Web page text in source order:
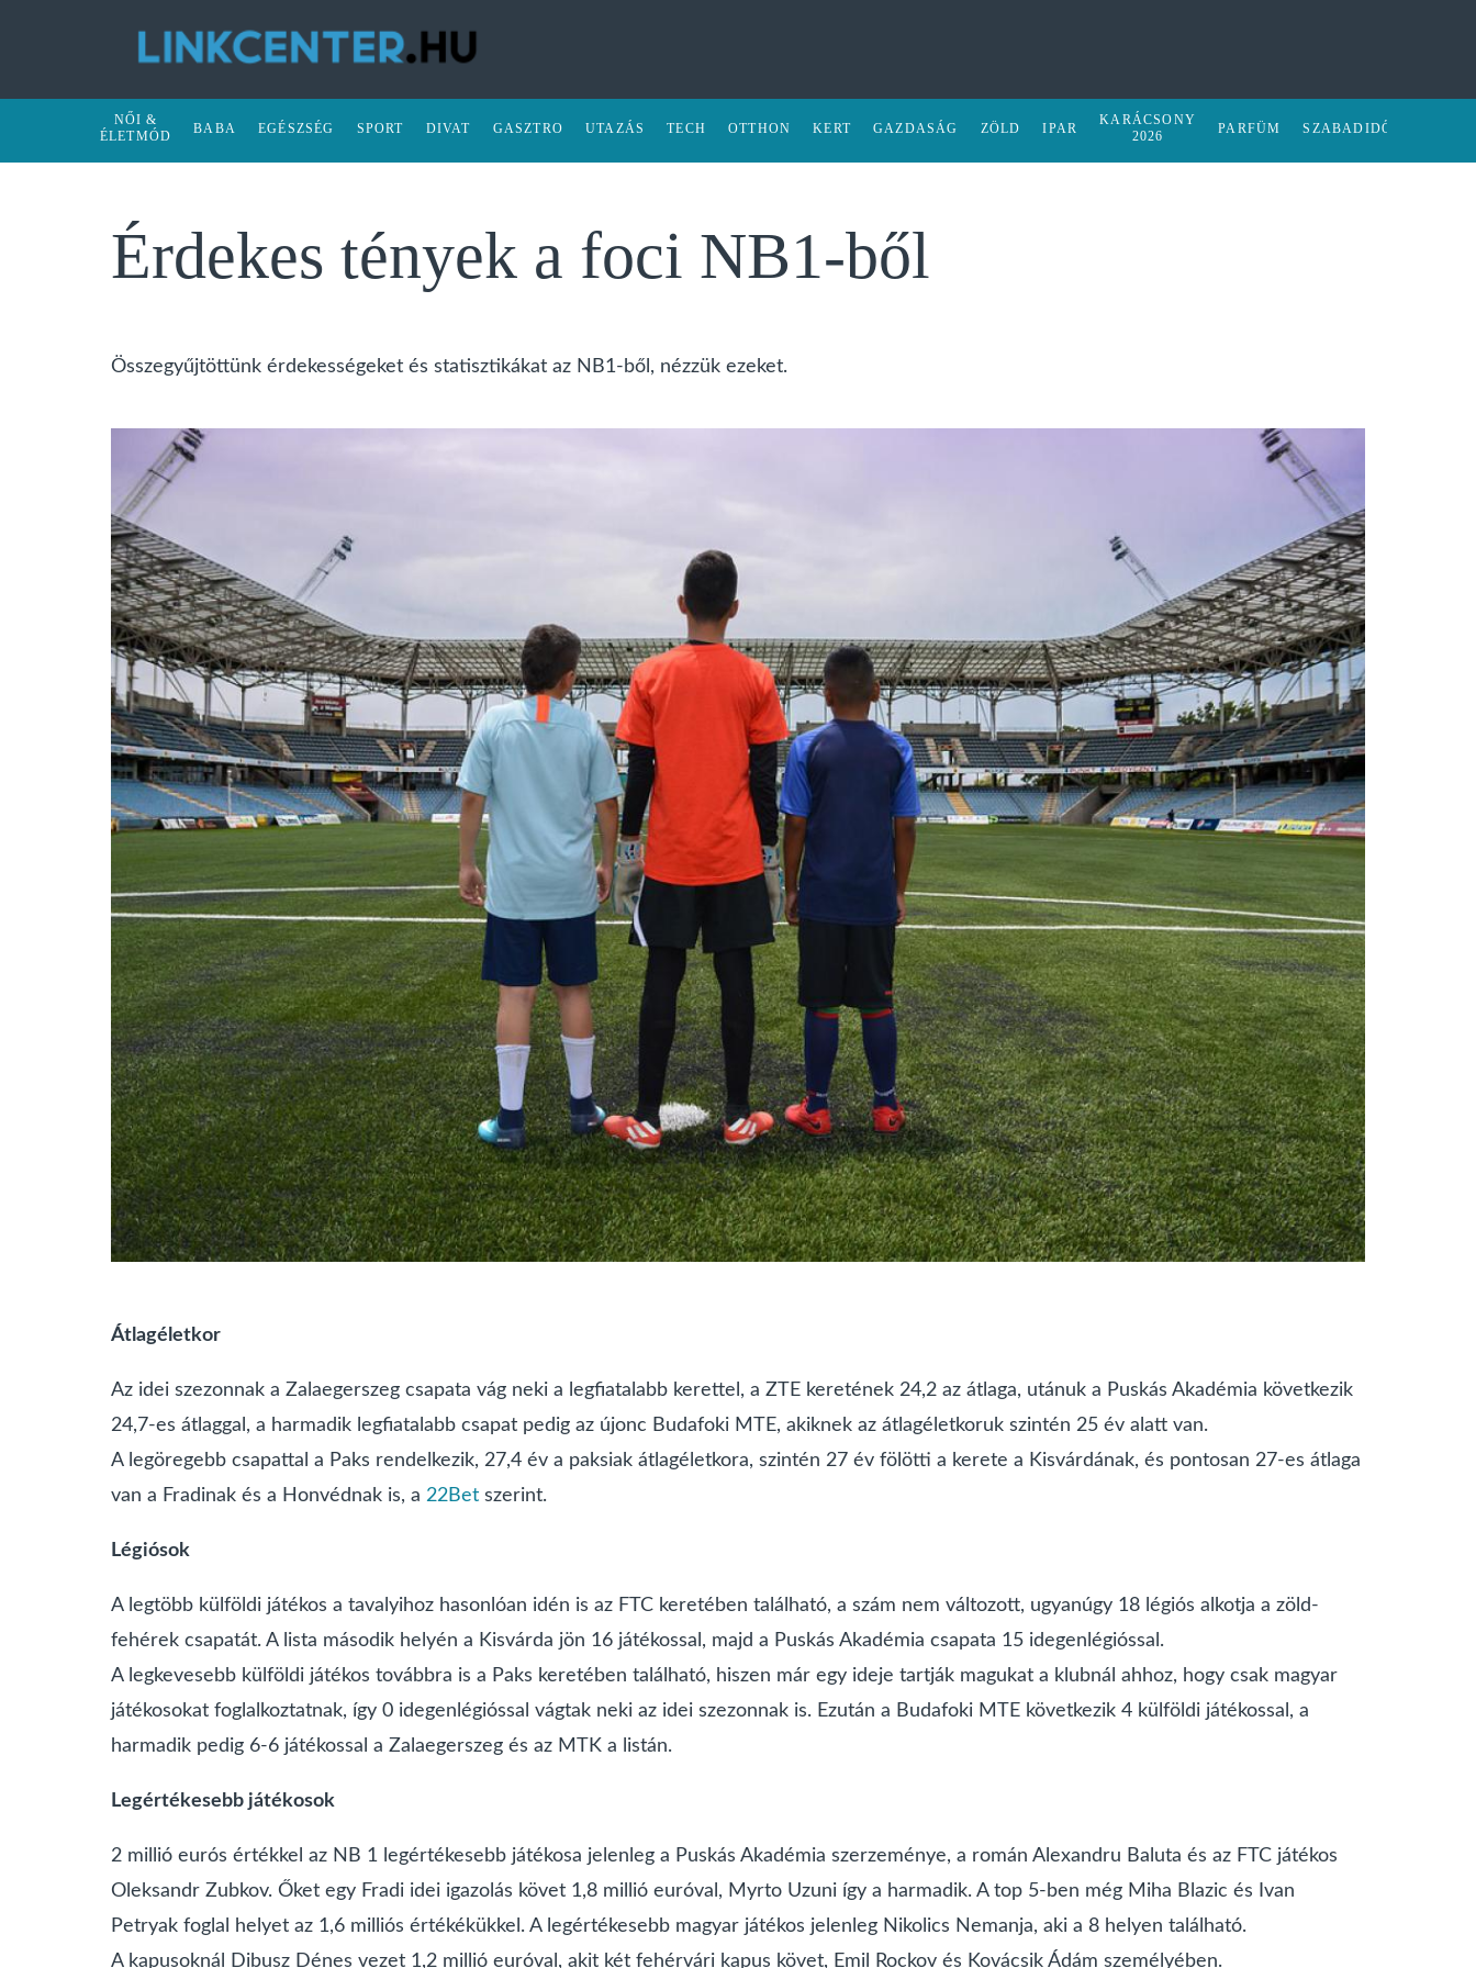
NŐI &
ÉLETMÓD
BABA EGÉSZSÉG SPORT DIVAT GASZTRO UTAZÁS TECH OTTHON KERT GAZDASÁG ZÖLD IPAR
KARÁCSONY
2026
PARFÜM SZABADIDŐ
Érdekes tények a foci NB1-ből
Összegyűjtöttünk érdekességeket és statisztikákat az NB1-ből, nézzük ezeket.
Átlagéletkor
Az idei szezonnak a Zalaegerszeg csapata vág neki a legfiatalabb kerettel, a ZTE keretének 24,2 az átlaga, utánuk a Puskás Akadémia következik
24,7-es átlaggal, a harmadik legfiatalabb csapat pedig az újonc Budafoki MTE, akiknek az átlagéletkoruk szintén 25 év alatt van.
A legöregebb csapattal a Paks rendelkezik, 27,4 év a paksiak átlagéletkora, szintén 27 év fölötti a kerete a Kisvárdának, és pontosan 27-es átlaga
van a Fradinak és a Honvédnak is, a 22Betszerint.
Légiósok
A legtöbb külföldi játékos a tavalyihoz hasonlóan idén is az FTC keretében található, a szám nem változott, ugyanúgy 18 légiós alkotja a zöld-
fehérek csapatát. A lista második helyén a Kisvárda jön 16 játékossal, majd a Puskás Akadémia csapata 15 idegenlégióssal.
A legkevesebb külföldi játékos továbbra is a Paks keretében található, hiszen már egy ideje tartják magukat a klubnál ahhoz, hogy csak magyar
játékosokat foglalkoztatnak, így 0 idegenlégióssal vágtak neki az idei szezonnak is. Ezután a Budafoki MTE következik 4 külföldi játékossal, a
harmadik pedig 6-6 játékossal a Zalaegerszeg és az MTK a listán.
Legértékesebb játékosok
2 millió eurós értékkel az NB 1 legértékesebb játékosa jelenleg a Puskás Akadémia szerzeménye, a román Alexandru Baluta és az FTC játékos
Oleksandr Zubkov. Őket egy Fradi idei igazolás követ 1,8 millió euróval, Myrto Uzuni így a harmadik. A top 5-ben még Miha Blazic és Ivan
Petryak foglal helyet az 1,6 milliós értékékükkel. A legértékesebb magyar játékos jelenleg Nikolics Nemanja, aki a 8 helyen található.
A kapusoknál Dibusz Dénes vezet 1,2 millió euróval, akit két fehérvári kapus követ, Emil Rockov és Kovácsik Ádám személyében.